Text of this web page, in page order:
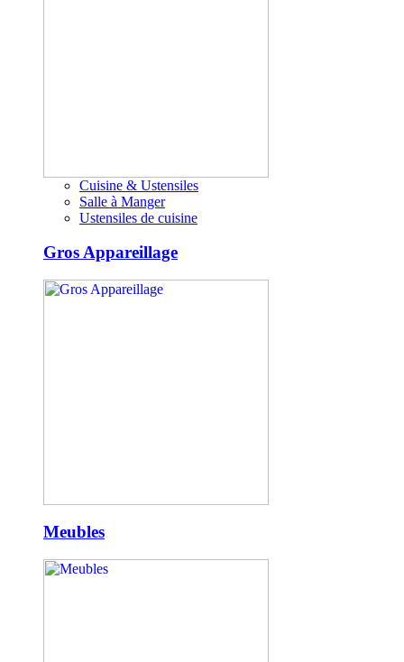
Cuisine & Ustensiles
Salle à Manger
Ustensiles de cuisine
Gros Appareillage
Meubles